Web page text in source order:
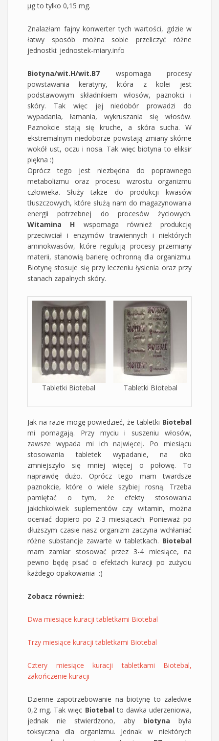
µg to tylko 0,15 mg.
Znalazłam fajny konwerter tych wartości, gdzie w
łatwy sposób można sobie przeliczyć różne
jednostki: jednostek-miary.info
Biotyna/wit.H/wit.B7 wspomaga procesy
powstawania keratyny, która z kolei jest
podstawowym składnikiem włosów, paznokci i
skóry. Tak więc jej niedobór prowadzi do
wypadania, łamania, wykruszania się włosów.
Paznokcie stają się kruche, a skóra sucha. W
ekstremalnym niedoborze powstają zmiany skórne
wokół ust, oczu i nosa. Tak więc biotyna to eliksir
piękna :)
Oprócz tego jest niezbędna do poprawnego
metabolizmu oraz procesu wzrostu organizmu
człowieka. Służy także do produkcji kwasów
tłuszczowych, które służą nam do magazynowania
energii potrzebnej do procesów życiowych.
Witamina H wspomaga również produkcję
przeciwciał i enzymów trawiennych i niektórych
aminokwasów, które regulują procesy przemiany
materii, stanowią barierę ochronną dla organizmu.
Biotynę stosuje się przy leczeniu łysienia oraz przy
stanach zapalnych skóry.
Tabletki Biotebal Tabletki BIotebal
Jak na razie mogę powiedzieć, że tabletki Biotebal
mi pomagają. Przy myciu i suszeniu włosów,
zawsze wypada mi ich najwięcej. Po miesiącu
stosowania tabletek wypadanie, na oko
zmniejszyło się mniej więcej o połowę. To
naprawdę dużo. Oprócz tego mam twardsze
paznokcie, które o wiele szybiej rosną. Trzeba
pamiętać o tym, że efekty stosowania
jakichkolwiek suplementów czy witamin, można
oceniać dopiero po 2-3 miesiącach. Ponieważ po
dłuższym czasie nasz organizm zaczyna wchłaniać
różne substancje zawarte w tabletkach. Biotebal
mam zamiar stosować przez 3-4 miesiące, na
pewno będę pisać o efektach kuracji po zużyciu
każdego opakowania :)
Zobacz również:
Dwa miesiące kuracji tabletkami Biotebal
Trzy miesiące kuracji tabletkami Biotebal
Cztery miesiące kuracji tabletkami Biotebal,
zakończenie kuracji
Dzienne zapotrzebowanie na biotynę to zaledwie
0,2 mg. Tak więc Biotebalto dawka uderzeniowa,
jednak nie stwierdzono, aby biotyna była
toksyczna dla organizmu. Jednak w niektórych